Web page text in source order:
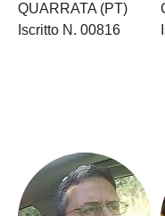
QUARRATA (PT)
Iscritto N. 00816